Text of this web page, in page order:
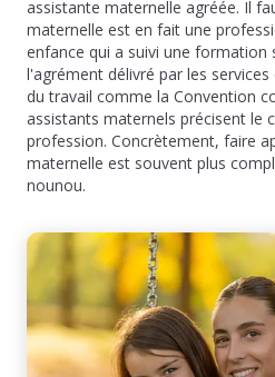
assistante maternelle agréée. Il
maternelle est en fait une
enfance qui a suivi une formation
l'agrément délivré par les
du travail comme la Convention
assistants maternels précisent le
profession. Concrètement, faire
maternelle est souvent plus
nounou.